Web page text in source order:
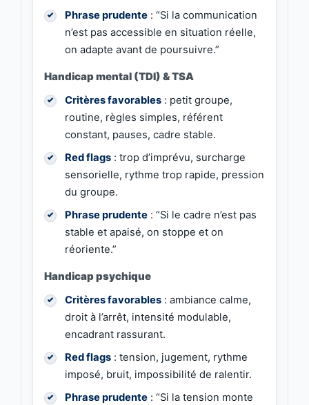
Phrase prudente : “Si la communication
n’est pas accessible en situation réelle,
on adapte avant de poursuivre.”
Handicap mental (TDI) & TSA
Critères favorables : petit groupe,
routine, règles simples, référent
constant, pauses, cadre stable.
Red flags : trop d’imprévu, surcharge
sensorielle, rythme trop rapide, pression
du groupe.
Phrase prudente : “Si le cadre n’est pas
stable et apaisé, on stoppe et on
réoriente.”
Handicap psychique
Critères favorables : ambiance calme,
droit à l’arrêt, intensité modulable,
encadrant rassurant.
Red flags : tension, jugement, rythme
imposé, bruit, impossibilité de ralentir.
Phrase prudente : “Si la tension monte